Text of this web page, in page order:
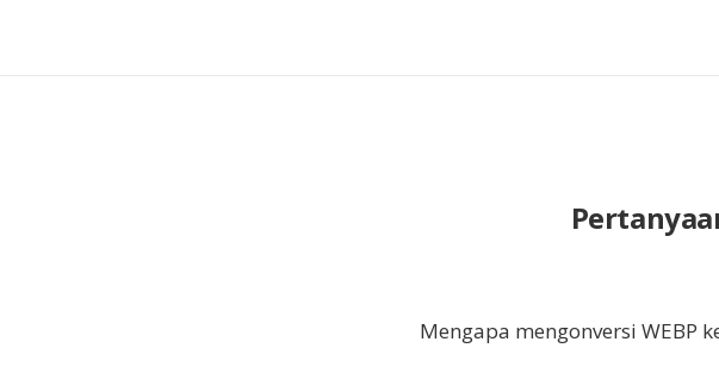
Mengapa mengonversi WEBP